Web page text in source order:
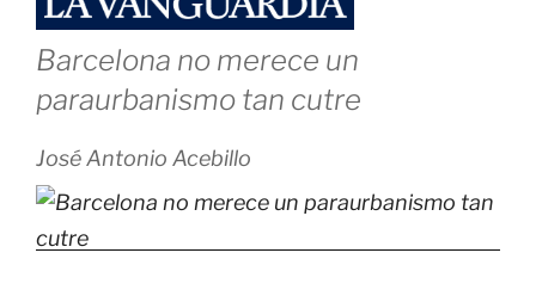
la
Cuántica»
Barcelona no merece un
paraurbanismo tan cutre
José Antonio Acebillo